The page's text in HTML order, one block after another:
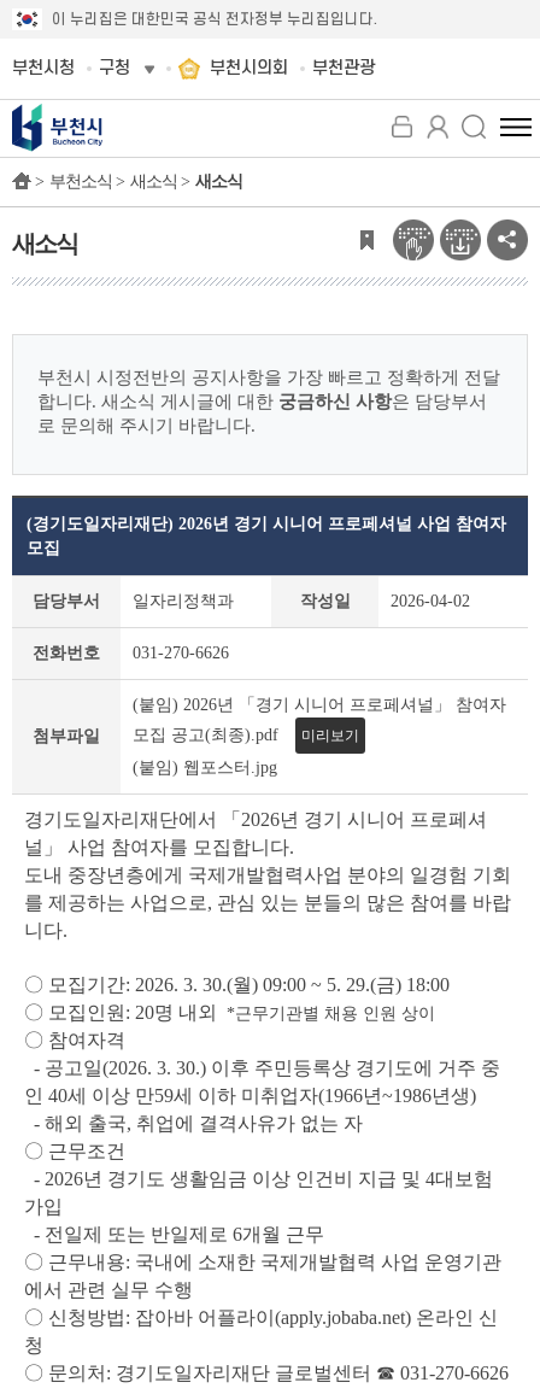
이 누리집은 대한민국 공식 전자정부 누리집입니다.
부천시청 구청 부천시의회 부천관광
전
체
뉴
보
기
> 부천소식 > 새소식 > 새소식
새소식
부천시 시정전반의 공지사항을 가장 빠르고 정확하게 전달
합니다. 새소식 게시글에 대한 궁금하신 사항은 담당부서
로 문의해 주시기 바랍니다.
세
(경기도일자리재단) 2026년 경기 시니어 프로페셔널 사업 참여자
모집
담당부서 일자리정책과 작성일 2026-04-02
전화번호 031-270-6626
첨부파일
(붙임) 2026년 「경기 시니어 프로페셔널」 참여자
모집 공고(최종).pdf
미리보기
(붙임) 웹포스터.jpg
경기도일자리재단에서 「2026년 경기 시니어 프로페셔
널」 사업 참여자를 모집합니다.
도내 중장년층에게 국제개발협력사업 분야의 일경험 기회
를 제공하는 사업으로, 관심 있는 분들의 많은 참여를 바랍
니다.
〇 모집기간: 2026. 3. 30.(월) 09:00 ~ 5. 29.(금) 18:00
〇 모집인원: 20명 내외
*근무기관별 채용 인원 상이
〇 참여자격
- 공고일(2026. 3. 30.) 이후 주민등록상 경기도에 거주 중
인 40세 이상 만59세 이하 미취업자(1966년~1986년생)
- 해외 출국, 취업에 결격사유가 없는 자
〇 근무조건
- 2026년 경기도 생활임금 이상 인건비 지급 및 4대보험
가입
- 전일제 또는 반일제로 6개월 근무
〇 근무내용: 국내에 소재한 국제개발협력 사업 운영기관
에서 관련 실무 수행
〇 신청방법: 잡아바 어플라이(apply.jobaba.net) 온라인 신
청
〇 문의처: 경기도일자리재단 글로벌센터 ☎ 031-270-6626